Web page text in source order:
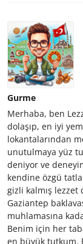
Gurme
Merhaba, ben
dolaşıp, en iyi
lokantalarından
unutulmaya yüz
deniyor ve
kendine özgü
gizli kalmış lezzet
Gaziantep
muhlamasına
Benim için her
en büyük tutkum.